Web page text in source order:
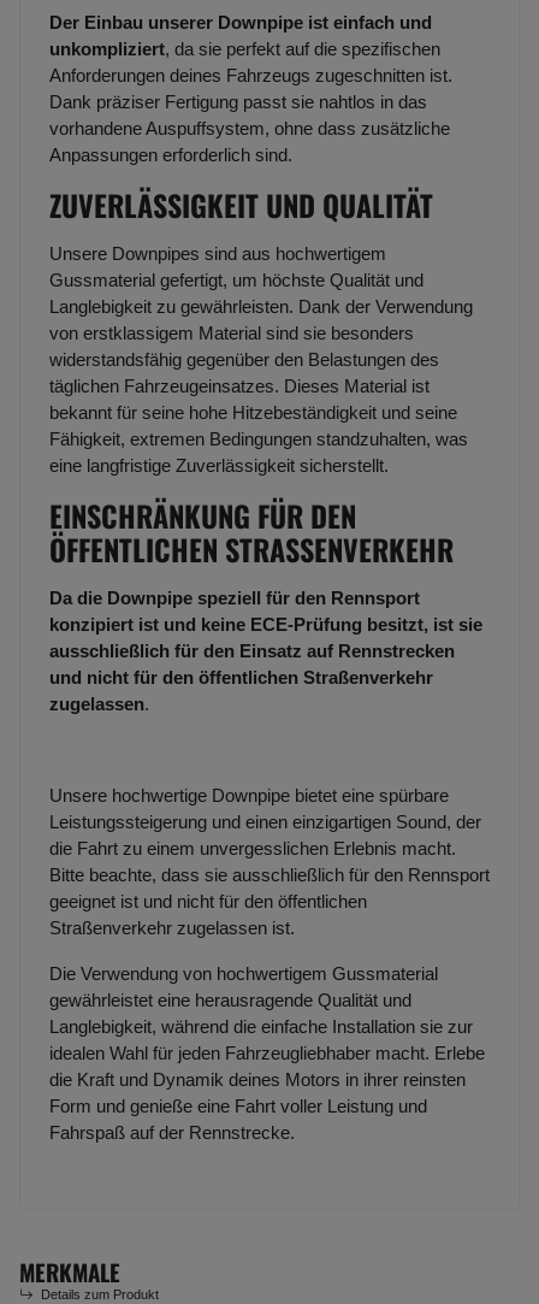
Der Einbau unserer Downpipe ist einfach und
unkompliziert, da sie perfekt auf die spezifischen
Anforderungen deines Fahrzeugs zugeschnitten ist.
Dank präziser Fertigung passt sie nahtlos in das
vorhandene Auspuffsystem, ohne dass zusätzliche
Anpassungen erforderlich sind.
ZUVERLÄSSIGKEIT UND QUALITÄT
Unsere Downpipes sind aus hochwertigem
Gussmaterial gefertigt, um höchste Qualität und
Langlebigkeit zu gewährleisten. Dank der Verwendung
von erstklassigem Material sind sie besonders
widerstandsfähig gegenüber den Belastungen des
täglichen Fahrzeugeinsatzes. Dieses Material ist
bekannt für seine hohe Hitzebeständigkeit und seine
Fähigkeit, extremen Bedingungen standzuhalten, was
eine langfristige Zuverlässigkeit sicherstellt.
EINSCHRÄNKUNG FÜR DEN
ÖFFENTLICHEN STRASSENVERKEHR
Da die Downpipe speziell für den Rennsport
konzipiert ist und keine ECE-Prüfung besitzt, ist sie
ausschließlich für den Einsatz auf Rennstrecken
und nicht für den öffentlichen Straßenverkehr
zugelassen.
Unsere hochwertige Downpipe bietet eine spürbare
Leistungssteigerung und einen einzigartigen Sound, der
die Fahrt zu einem unvergesslichen Erlebnis macht.
Bitte beachte, dass sie ausschließlich für den Rennsport
geeignet ist und nicht für den öffentlichen
Straßenverkehr zugelassen ist.
Die Verwendung von hochwertigem Gussmaterial
gewährleistet eine herausragende Qualität und
Langlebigkeit, während die einfache Installation sie zur
idealen Wahl für jeden Fahrzeugliebhaber macht. Erlebe
die Kraft und Dynamik deines Motors in ihrer reinsten
Form und genieße eine Fahrt voller Leistung und
Fahrspaß auf der Rennstrecke.
MERKMALE
Details zum Produkt